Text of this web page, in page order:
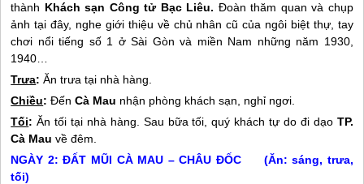
thành Khách sạn Công tử Bạc Liêu. Đoàn thăm quan và chụp
ảnh tại đây, nghe giới thiệu về chủ nhân cũ của ngôi biệt thự, tay
chơi nổi tiếng số 1 ở Sài Gòn và miền Nam những năm 1930,
1940…
Trưa:Ăn trưa tại nhà hàng.
Chiều:ĐếnCà Mau nhận phòng khách sạn, nghỉ ngơi.
Tối:Ăn tối tại nhà hàng. Sau bữa tối, quý khách tự do đi dạo TP.
Cà Mau về đêm.
NGÀY 2: ĐẤT MŨI CÀ MAU – CHÂU ĐỐC (Ăn: sáng, trưa,
tối)